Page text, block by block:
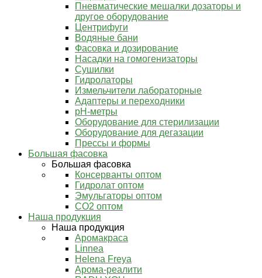
Пневматические мешалки дозаторы и
другое оборудование
Центрифуги
Водяные бани
Фасовка и дозирование
Насадки на гомогенизаторы
Сушилки
Гидролаторы
Измельчители лабораторные
Адаптеры и переходники
pH-метры
Оборудование для стерилизации
Оборудование для дегазации
Прессы и формы
Большая фасовка
Большая фасовка
Консерванты оптом
Гидролат оптом
Эмульгаторы оптом
СО2 оптом
Наша продукция
Наша продукция
Аромакраса
Linnea
Helena Freya
Арома-реалити